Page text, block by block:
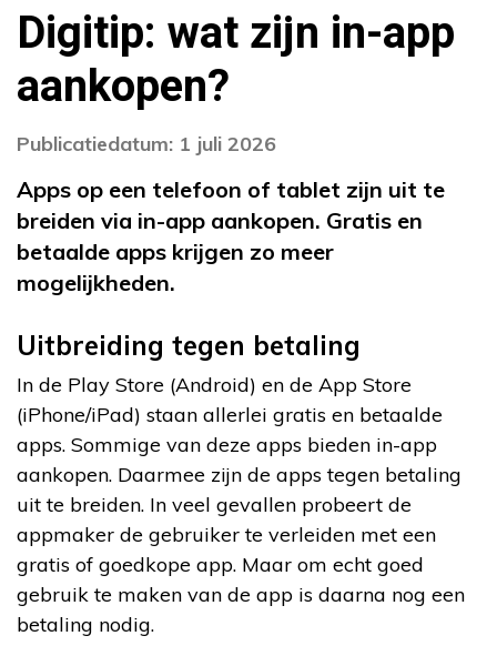
Digitip: wat zijn in-app
aankopen?
Publicatiedatum: 1 juli 2026
Apps op een telefoon of tablet zijn uit te
breiden via in-app aankopen. Gratis en
betaalde apps krijgen zo meer
mogelijkheden.
Uitbreiding tegen betaling
In de Play Store (Android) en de App Store
(iPhone/iPad) staan allerlei gratis en betaalde
apps. Sommige van deze apps bieden in-app
aankopen. Daarmee zijn de apps tegen betaling
uit te breiden. In veel gevallen probeert de
appmaker de gebruiker te verleiden met een
gratis of goedkope app. Maar om echt goed
gebruik te maken van de app is daarna nog een
betaling nodig.